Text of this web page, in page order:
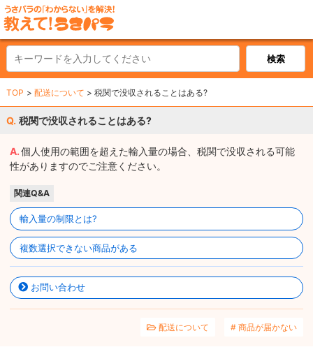
TOP 配送について 税関で没収されることはある?
税関で没収されることはある?
個人使用の範囲を超えた輸入量の場合、税関で没収される可能
性がありますのでご注意ください。
関連Q&A
輸入量の制限とは?
複数選択できない商品がある
お問い合わせ
配送について 商品が届かない